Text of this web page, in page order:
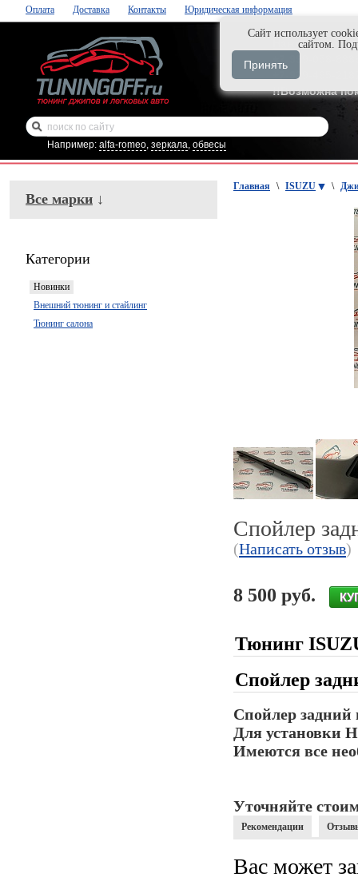
Оплата Доставка Контакты Юридическая информация
Нажми и
+7-929-495-
!!Возможна
Например: alfa-romeo, зеркала, обвесы
Все марки ↓
Категории
Новинки
Внешний тюнинг и стайлинг
Тюнинг салона
Главная \ ISUZU \
Спойлер
(Написать отзыв)
8 500 руб.
Тюнинг
Спойлер
Спойлер задний
Для установки
Имеются все
Уточняйте
Рекомендации
Вас может
Cайт использует
сайтом.
Принять